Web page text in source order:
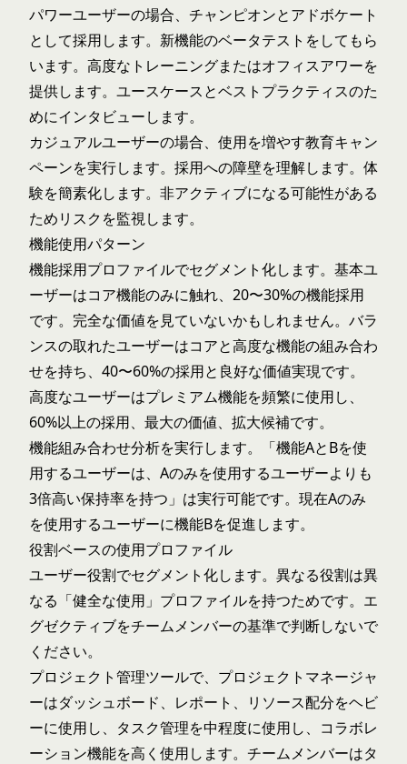
パワーユーザーの場合、チャンピオンとアドボケート
として採用します。新機能のベータテストをしてもら
います。高度なトレーニングまたはオフィスアワーを
提供します。ユースケースとベストプラクティスのた
めにインタビューします。
カジュアルユーザーの場合、使用を増やす教育キャン
ペーンを実行します。採用への障壁を理解します。体
験を簡素化します。非アクティブになる可能性がある
ためリスクを監視します。
機能使用パターン
機能採用プロファイルでセグメント化します。基本ユ
ーザーはコア機能のみに触れ、20〜30%の機能採用
です。完全な価値を見ていないかもしれません。バラ
ンスの取れたユーザーはコアと高度な機能の組み合わ
せを持ち、40〜60%の採用と良好な価値実現です。
高度なユーザーはプレミアム機能を頻繁に使用し、
60%以上の採用、最大の価値、拡大候補です。
機能組み合わせ分析を実行します。「機能AとBを使
用するユーザーは、Aのみを使用するユーザーよりも
3倍高い保持率を持つ」は実行可能です。現在Aのみ
を使用するユーザーに機能Bを促進します。
役割ベースの使用プロファイル
ユーザー役割でセグメント化します。異なる役割は異
なる「健全な使用」プロファイルを持つためです。エ
グゼクティブをチームメンバーの基準で判断しないで
ください。
プロジェクト管理ツールで、プロジェクトマネージャ
ーはダッシュボード、レポート、リソース配分をヘビ
ーに使用し、タスク管理を中程度に使用し、コラボレ
ーション機能を高く使用します。チームメンバーはタ